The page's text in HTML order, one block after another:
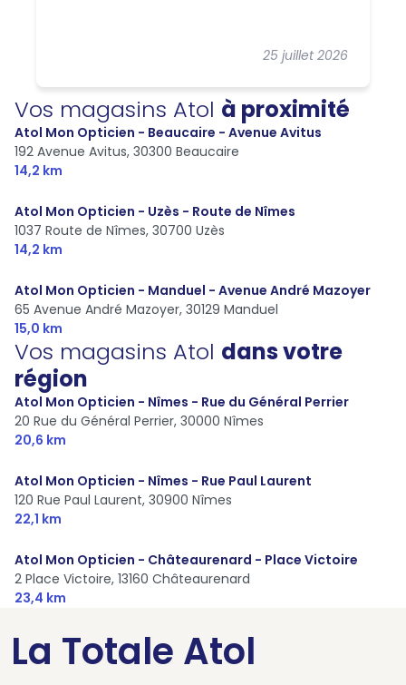
25 juillet 2026
Vos magasins Atol à proximité
Atol Mon Opticien - Beaucaire - Avenue Avitus
192 Avenue Avitus, 30300 Beaucaire
14,2 km
Atol Mon Opticien - Uzès - Route de Nîmes
1037 Route de Nîmes, 30700 Uzès
14,2 km
Atol Mon Opticien - Manduel - Avenue André Mazoyer
65 Avenue André Mazoyer, 30129 Manduel
15,0 km
Vos magasins Atol dans votre
région
Atol Mon Opticien - Nîmes - Rue du Général Perrier
20 Rue du Général Perrier, 30000 Nîmes
20,6 km
Atol Mon Opticien - Nîmes - Rue Paul Laurent
120 Rue Paul Laurent, 30900 Nîmes
22,1 km
Atol Mon Opticien - Châteaurenard - Place Victoire
2 Place Victoire, 13160 Châteaurenard
23,4 km
La Totale Atol